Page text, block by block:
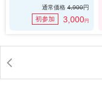
通常価格4,900円
初参加 3,000円